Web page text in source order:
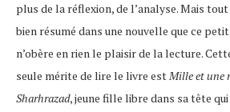
plus de la réflexion, de l’analyse. Mais
bien résumé dans une nouvelle que ce
n’obère en rien le plaisir de la lecture.
seule mérite de lire le livre estMille et une
Sharhrazad, jeune fille libre dans sa tête